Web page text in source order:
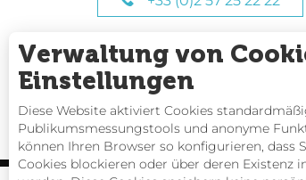
UNSERE STUNDEN
Verwaltung von
Einstellungen
Diese Website aktiviert Cookies
Publikumsmessungstools und anonyme
können Ihren Browser so konfigurieren, dass
Cookies blockieren oder über deren Existenz